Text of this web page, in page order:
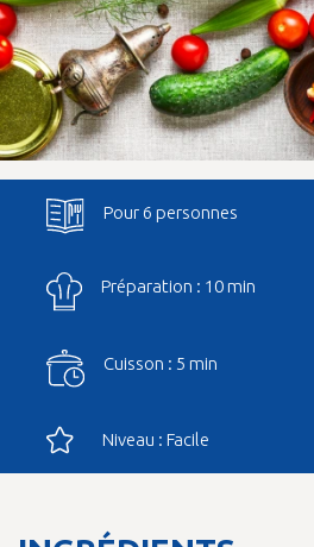
Pour 6 personnes
Préparation : 10 min
Cuisson : 5 min
Niveau : Facile